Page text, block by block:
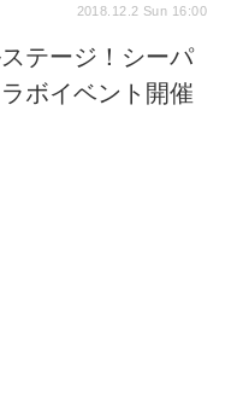
2018.12.2 Sun 16:00
テージ！シーパ
ボイベント開催